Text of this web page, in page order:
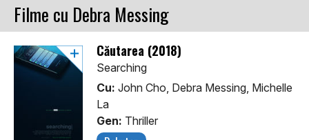
Filme cu Debra Messing
Căutarea (2018)
Searching
Cu: John Cho, Debra Messing, Michelle
La
Gen: Thriller